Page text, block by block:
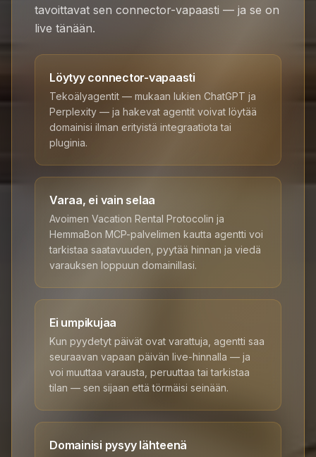
tavoittavat sen connector-vapaasti — ja se on
live tänään.
Löytyy connector-vapaasti
Tekoälyagentit — mukaan lukien ChatGPT ja
Perplexity — ja hakevat agentit voivat löytää
domainisi ilman erityistä integraatiota tai
pluginia.
Varaa, ei vain selaa
Avoimen Vacation Rental Protocolin ja
HemmaBon MCP-palvelimen kautta agentti voi
tarkistaa saatavuuden, pyytää hinnan ja viedä
varauksen loppuun domainillasi.
Ei umpikujaa
Kun pyydetyt päivät ovat varattuja, agentti saa
seuraavan vapaan päivän live-hinnalla — ja
voi muuttaa varausta, peruuttaa tai tarkistaa
tilan — sen sijaan että törmäisi seinään.
Domainisi pysyy lähteenä